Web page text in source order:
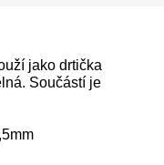
jako drtička
Součástí je